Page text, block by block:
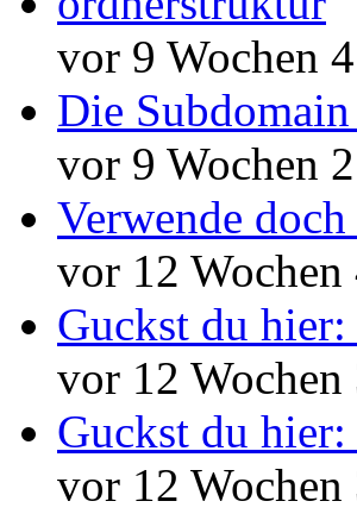
vor 9 Wochen
Die
vor 9 Wochen
Verwende
vor 12 Wochen
Guckst du hier:
vor 12 Wochen
Guckst du hier:
vor 12 Wochen